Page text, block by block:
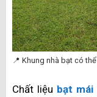
📍 Khung nhà bạt có
Chất liệu bạt mái